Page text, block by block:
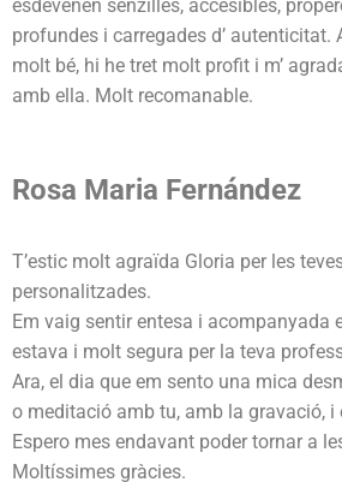
esdevenen senzilles, accesibles,
profundes i carregades d’ autenticitat.
molt bé, hi he tret molt profit i m’
amb ella. Molt recomanable.
Rosa Maria Fernández
T’estic molt agraïda Gloria per les
personalitzades.
Em vaig sentir entesa i acompanyada
estava i molt segura per la teva
Ara, el dia que em sento una mica
o meditació amb tu, amb la gravació,
Espero mes endavant poder tornar a
Moltíssimes gràcies.